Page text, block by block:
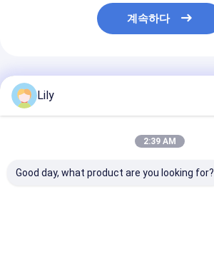
계속하다
추천된 제품
Lily
2:39 AM
Good day, what product are you looking for?